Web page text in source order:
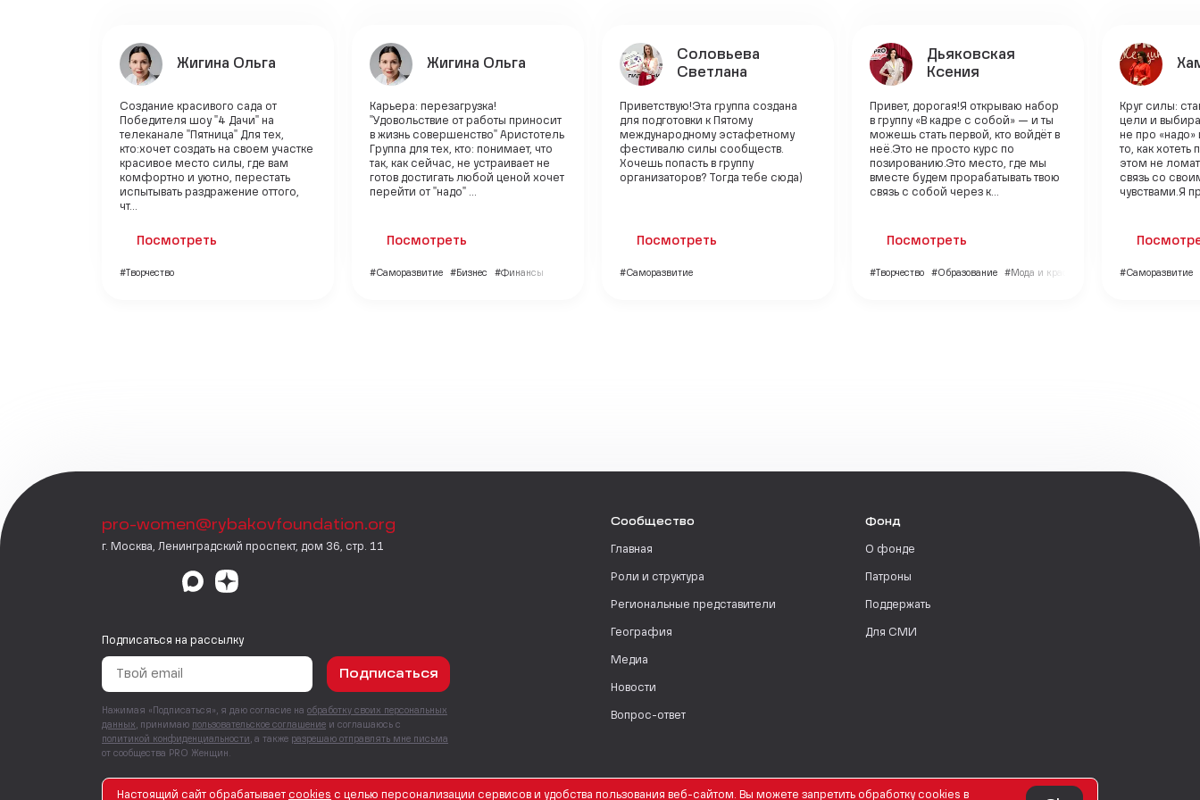
Жигина Ольга
Создание красивого сада от
Победителя шоу "4 Дачи" на
телеканале "Пятница" Для тех,
кто:хочет создать на своем участке
красивое место силы, где вам
комфортно и уютно, перестать
испытывать раздражение оттого,
чт...
Посмотреть
#Творчество
Жигина Ольга
Карьера: перезагрузка!
"Удовольствие от работы приносит
в жизнь совершенство" Аристотель
Группа для тех, кто: понимает, что
так, как сейчас, не устраивает не
готов достигать любой ценой хочет
перейти от "надо" ...
Посмотреть
#Саморазвитие #Бизнес #Финансы
Соловьева
Светлана
Приветствую!Эта группа создана
для подготовки к Пятому
международному эстафетному
фестивалю силы сообществ.
Хочешь попасть в группу
организаторов? Тогда тебе сюда)
Посмотреть
#Саморазвитие
Дьяковская
Ксения
Привет, дорогая!Я открываю набор
в группу «В кадре с собой» — и ты
можешь стать первой, кто войдёт в
неё.Это не просто курс по
позированию.Это место, где мы
вместе будем прорабатывать твою
связь с собой через к...
Посмотреть
#Творчество #Образование #Мода и красота
Круг силы:
цели и
не про
то, как
этом не
связь со
чувствами.Я
#Саморазвитие
pro-women@rybakovfoundation.org
г. Москва, Ленинградский проспект, дом 36, стр. 11
Подписаться на рассылку
Подписаться
Нажимая «Подписаться», я даю согласие на обработку своих персональных
данных , принимаю пользовательское соглашение и соглашаюсь с
политикой конфиденциальности , а также разрешаю отправлять мне письма
от сообщества PRO Женщин.
Сообщество
Главная
Роли и структура
Региональные представители
География
Медиа
Новости
Вопрос-ответ
Фонд
О фонде
Патроны
Поддержать
Для СМИ
Настоящий сайт обрабатывает сookies с целью персонализации сервисов и удобства пользования веб-сайтом. Вы можете запретить обработку сookies в